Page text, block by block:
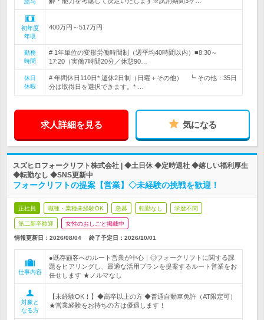
給与
初年度
年収
400万円～517万円
勤務
時間
# 1年単位の変形労働時間制（週平均40時間以内）■8:30～
17:20（実働7時間20分／休憩90…
休日
休暇
# 年間休日110日* 週休2日制（日曜＋その他） ┗ その他：35日
分は取得日を選択できます。* …
求人詳細を見る 気になる
スズヒロフォークリフト株式会社 | ◆土日休 ◆定時退社 ◆嬉しい福利厚生
◆転勤なし ◆SNS更新中
フォークリフトの提案【営業】◇未経験の挑戦を歓迎！
正社員 職種・業種未経験OK 急募 転勤なし 学歴不問
第二新卒歓迎 女性のおしごと掲載中
情報更新日：2026/08/04 終了予定日： 2026/10/01
仕事内容
●既存顧客へのルート営業が中心｜◎フォークリフトに関する課
題をヒアリングし、最適な活用プランを提案するルート営業をお
任せします ★ノルマなし
対象と
なる方
【未経験OK！】◆高卒以上の方 ◆普通自動車免許（AT限定可）
★営業経験をお持ちの方は優遇します！